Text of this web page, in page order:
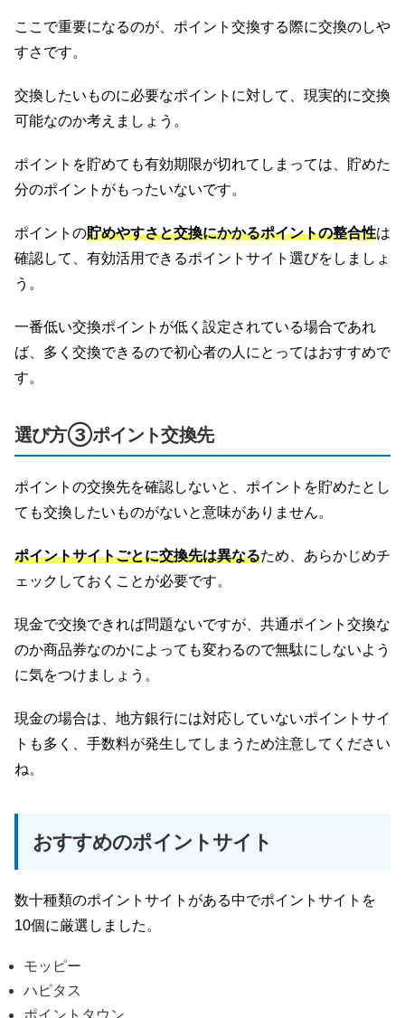
ここで重要になるのが、ポイント交換する際に交換のしや
すさです。
交換したいものに必要なポイントに対して、現実的に交換
可能なのか考えましょう。
ポイントを貯めても有効期限が切れてしまっては、貯めた
分のポイントがもったいないです。
ポイントの貯めやすさと交換にかかるポイントの整合性は
確認して、有効活用できるポイントサイト選びをしましょ
う。
一番低い交換ポイントが低く設定されている場合であれ
ば、多く交換できるので初心者の人にとってはおすすめで
す。
選び方③ポイント交換先
ポイントの交換先を確認しないと、ポイントを貯めたとし
ても交換したいものがないと意味がありません。
ポイントサイトごとに交換先は異なるため、あらかじめチ
ェックしておくことが必要です。
現金で交換できれば問題ないですが、共通ポイント交換な
のか商品券なのかによっても変わるので無駄にしないよう
に気をつけましょう。
現金の場合は、地方銀行には対応していないポイントサイ
トも多く、手数料が発生してしまうため注意してください
ね。
おすすめのポイントサイト
数十種類のポイントサイトがある中でポイントサイトを
10個に厳選しました。
モッピー
ハピタス
ポイントタウン